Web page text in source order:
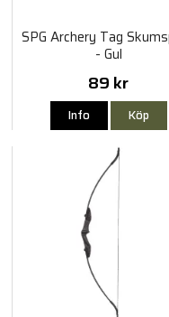
SPG Archery Tag
- Gul
89 kr
Info Köp